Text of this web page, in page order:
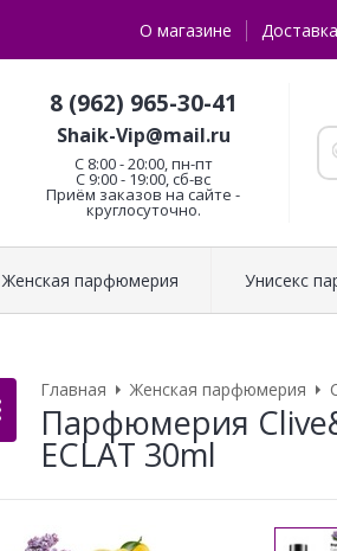
О магазине
8 (962) 965-30-41
Shaik-Vip@mail.ru
C 8:00 - 20:00, пн-пт
С 9:00 - 19:00, сб-вс
Приём заказов на сайте -
круглосуточно.
Женская парфюмерия Унисекс
Главная Женская парфюмерия
Парфюмерия
ECLAT 30ml